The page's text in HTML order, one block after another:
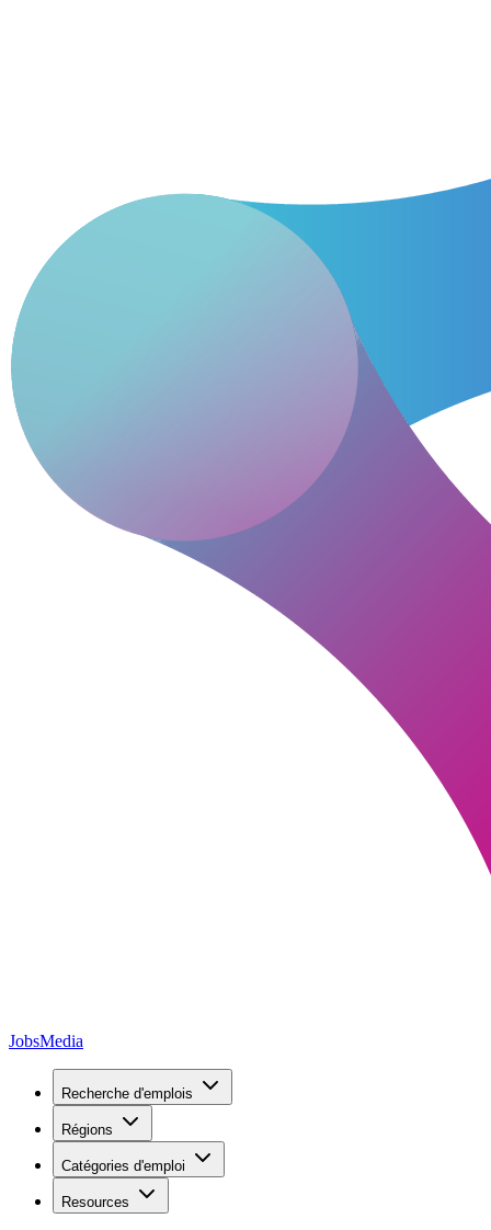
JobsMedia
Recherche d'emplois
Régions
Catégories d'emploi
Resources